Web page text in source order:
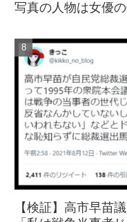
写真の人物は女優
【検証】高市早苗